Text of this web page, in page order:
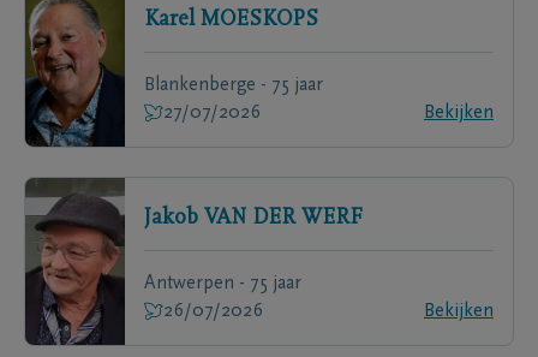
Karel MOESKOPS
Blankenberge - 75 jaar
27/07/2026
Bekijken
Jakob VAN DER WERF
Antwerpen - 75 jaar
26/07/2026
Bekijken